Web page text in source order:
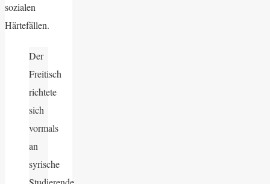
sozialen
Härtefällen.
Der
Freitisch
richtete
sich
vormals
an
syrische